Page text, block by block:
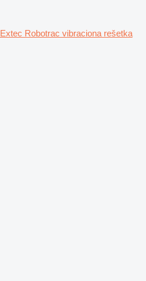
Extec Robotrac vibraciona rešetka